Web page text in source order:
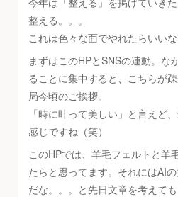
整える。。。
これは色々な面でやれたらいいな
まずはこのHPとSNSの連動。な
ることに集中すると、こちらが
局今頃のご挨拶。
「時に叶って美しい」と言えど
感じですね（笑）
このHPでは、羊毛フェルトと羊
たらと思ってます。それにはAI
だな。。。と先日文章を考えても